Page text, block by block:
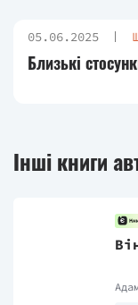
05.06.2025
Близькі
Інші книги